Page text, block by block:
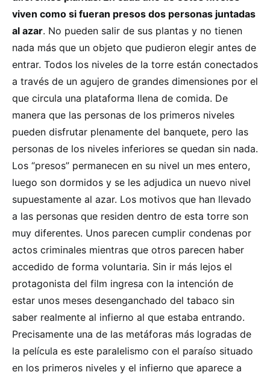
viven como si fueran presos dos personas juntadas
al azar. No pueden salir de sus plantas y no tienen
nada más que un objeto que pudieron elegir antes de
entrar. Todos los niveles de la torre están conectados
a través de un agujero de grandes dimensiones por el
que circula una plataforma llena de comida. De
manera que las personas de los primeros niveles
pueden disfrutar plenamente del banquete, pero las
personas de los niveles inferiores se quedan sin nada.
Los “presos” permanecen en su nivel un mes entero,
luego son dormidos y se les adjudica un nuevo nivel
supuestamente al azar. Los motivos que han llevado
a las personas que residen dentro de esta torre son
muy diferentes. Unos parecen cumplir condenas por
actos criminales mientras que otros parecen haber
accedido de forma voluntaria. Sin ir más lejos el
protagonista del film ingresa con la intención de
estar unos meses desenganchado del tabaco sin
saber realmente al infierno al que estaba entrando.
Precisamente una de las metáforas más logradas de
la película es este paralelismo con el paraíso situado
en los primeros niveles y el infierno que aparece a